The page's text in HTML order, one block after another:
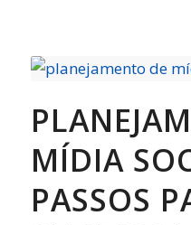
MÍDIA
PASSOS